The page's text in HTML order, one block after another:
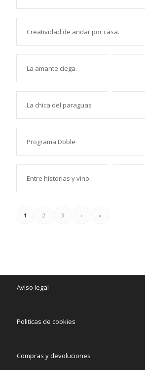
Creatividad de andar por casa.
La amante ciega.
La chica del paraguas
Programa Doble
Entre historias y vino.
1 2 3 › »
Aviso legal
Politicas de cookies
Compras y devoluciones